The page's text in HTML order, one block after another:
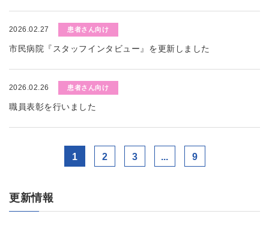
2026.02.27 患者さん向け
市民病院『スタッフインタビュー』を更新しました
2026.02.26 患者さん向け
職員表彰を行いました
1 2 3 ... 9
更新情報